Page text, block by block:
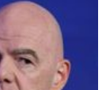
და
-
გათიშვებზე